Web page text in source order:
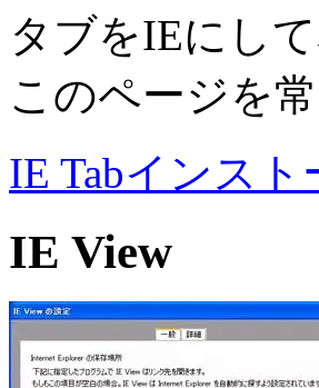
タブをIEにし
このページを
IE Tabインスト
IE View